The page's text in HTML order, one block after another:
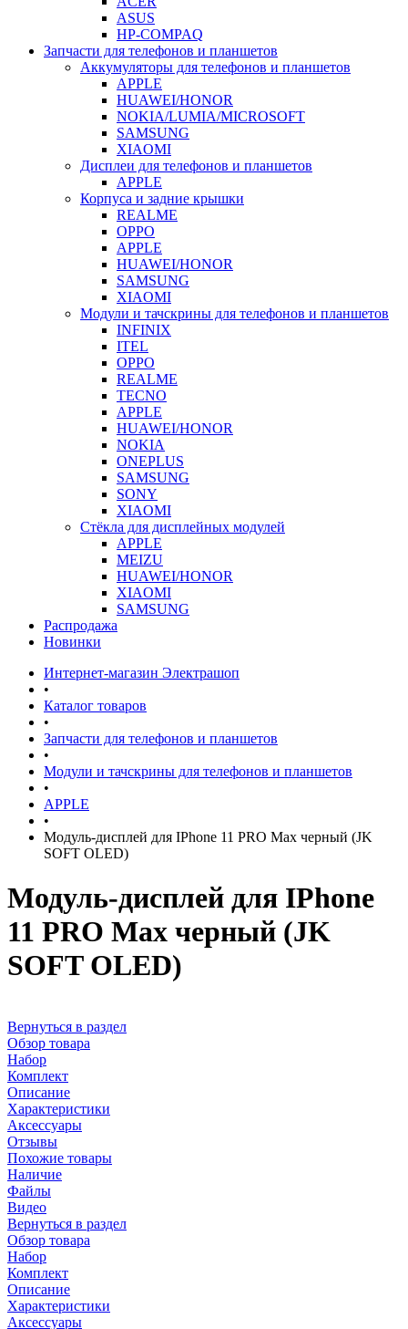
ASUS
HP-COMPAQ
Запчасти для телефонов и планшетов
Аккумуляторы для телефонов и планшетов
APPLE
HUAWEI/HONOR
NOKIA/LUMIA/MICROSOFT
SAMSUNG
XIAOMI
Дисплеи для телефонов и планшетов
APPLE
Корпуса и задние крышки
REALME
OPPO
APPLE
HUAWEI/HONOR
SAMSUNG
XIAOMI
Модули и тачскрины для телефонов и планшетов
INFINIX
ITEL
OPPO
REALME
TECNO
APPLE
HUAWEI/HONOR
NOKIA
ONEPLUS
SAMSUNG
SONY
XIAOMI
Стёкла для дисплейных модулей
APPLE
MEIZU
HUAWEI/HONOR
XIAOMI
SAMSUNG
Распродажа
Новинки
Интернет-магазин Электрашоп
•
Каталог товаров
•
Запчасти для телефонов и планшетов
•
Модули и тачскрины для телефонов и планшетов
•
APPLE
•
Модуль-дисплей для IPhone 11 PRO Max черный (JK
SOFT OLED)
Модуль-дисплей для IPhone
11 PRO Max черный (JK
SOFT OLED)
Вернуться в раздел
Обзор товара
Набор
Комплект
Описание
Характеристики
Аксессуары
Отзывы
Похожие товары
Наличие
Файлы
Видео
Вернуться в раздел
Обзор товара
Набор
Комплект
Описание
Характеристики
Аксессуары